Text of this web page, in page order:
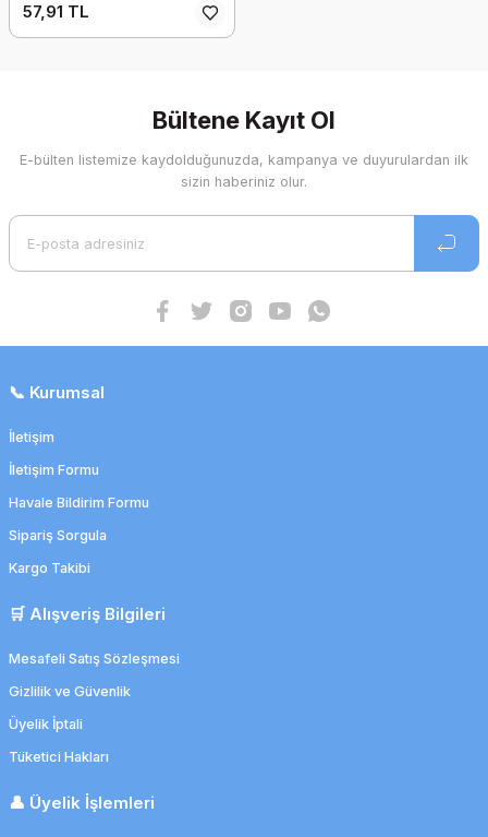
57,91 TL
Bültene Kayıt Ol
E-bülten listemize kaydolduğunuzda, kampanya ve duyurulardan ilk
sizin haberiniz olur.
📞 Kurumsal
İletişim
İletişim Formu
Havale Bildirim Formu
Sipariş Sorgula
Kargo Takibi
🛒 Alışveriş Bilgileri
Mesafeli Satış Sözleşmesi
Gizlilik ve Güvenlik
Üyelik İptali
Tüketici Hakları
👤 Üyelik İşlemleri